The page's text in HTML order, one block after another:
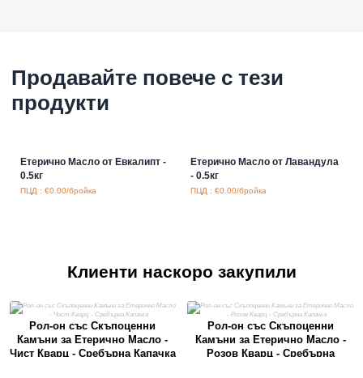
Продавайте повече с тези
продукти
Етерично Масло от Евкалипт -
0.5кг
ПЦД : €0.00/бройка
Етерично Масло от Лавандула
- 0.5кг
ПЦД : €0.00/бройка
Клиенти наскоро закупили
Рол-он със Скъпоценни
Камъни за Етерично Масло -
Чист Кварц - Сребърна Капачка
Рол-он със Скъпоценни
Камъни за Етерично Масло -
Розов Кварц - Сребърна